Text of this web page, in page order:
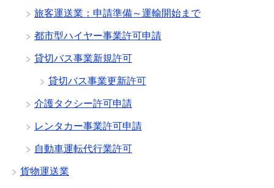
旅客運送業：申請準備～運輸開始まで
都市型ハイヤー事業許可申請
貸切バス事業新規許可
貸切バス事業更新許可
介護タクシー許可申請
レンタカー事業許可申請
自動車運転代行業許可
貨物運送業